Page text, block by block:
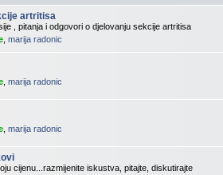
artritisa
, pitanja i odgovori o djelovanju sekcije artritisa
marija radonic
marija radonic
marija radonic
cijenu...razmijenite iskustva, pitajte, diskutirajte